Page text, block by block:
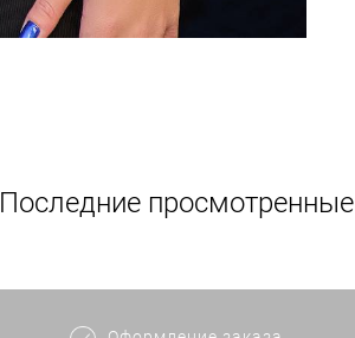
Последние просмотренные